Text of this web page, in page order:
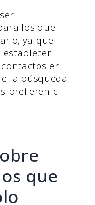
los que
ya que
establecer
en
la búsqueda
prefieren el
que